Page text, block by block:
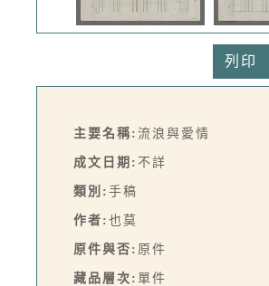
列印
主要名稱: 流浪與愛情
成文日期: 不詳
類別: 手稿
作者: 也莫
原件與否: 原件
藏品層次: 單件